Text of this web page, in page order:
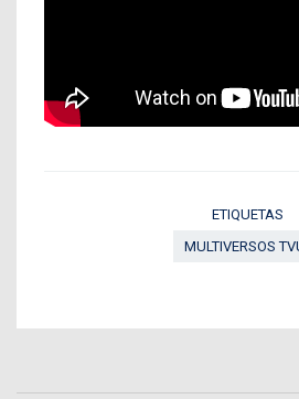
ETIQUETAS
MULTIVERSOS